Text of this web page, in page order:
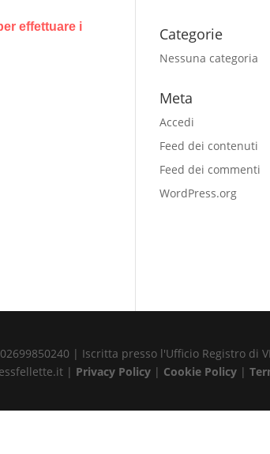
effettuare i
Categorie
Nessuna categoria
Meta
Accedi
Feed dei contenuti
Feed dei commenti
WordPress.org
| Iscritta presso l'Ufficio Registro di
| Privacy Policy | Cookie Policy |